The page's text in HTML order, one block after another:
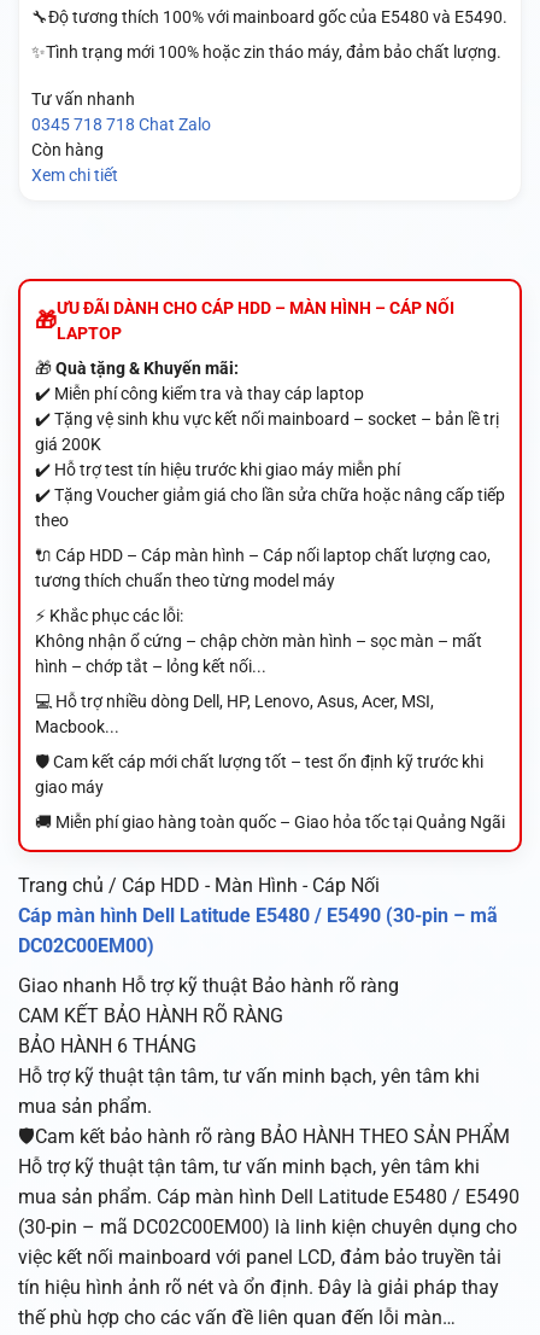
🔧Độ tương thích 100% với mainboard gốc của E5480 và E5490.
✨Tình trạng mới 100% hoặc zin tháo máy, đảm bảo chất lượng.
Tư vấn nhanh
0345 718 718 Chat Zalo
Còn hàng
Xem chi tiết
ƯU ĐÃI DÀNH CHO CÁP HDD – MÀN HÌNH – CÁP NỐI
LAPTOP
🎁Quà tặng & Khuyến mãi:
✔️ Miễn phí công kiểm tra và thay cáp laptop
✔️ Tặng vệ sinh khu vực kết nối mainboard – socket – bản lề trị
giá 200K
✔️ Hỗ trợ test tín hiệu trước khi giao máy miễn phí
✔️ Tặng Voucher giảm giá cho lần sửa chữa hoặc nâng cấp tiếp
theo
🔌 Cáp HDD – Cáp màn hình – Cáp nối laptop chất lượng cao,
tương thích chuẩn theo từng model máy
⚡ Khắc phục các lỗi:
Không nhận ổ cứng – chập chờn màn hình – sọc màn – mất
hình – chớp tắt – lỏng kết nối...
💻 Hỗ trợ nhiều dòng Dell, HP, Lenovo, Asus, Acer, MSI,
Macbook...
🛡️ Cam kết cáp mới chất lượng tốt – test ổn định kỹ trước khi
giao máy
🚚 Miễn phí giao hàng toàn quốc – Giao hỏa tốc tại Quảng Ngãi
Trang chủ / Cáp HDD - Màn Hình - Cáp Nối
Cáp màn hình Dell Latitude E5480 / E5490 (30-pin – mã
DC02C00EM00)
Giao nhanh Hỗ trợ kỹ thuật Bảo hành rõ ràng
CAM KẾT BẢO HÀNH RÕ RÀNG
BẢO HÀNH 6 THÁNG
Hỗ trợ kỹ thuật tận tâm, tư vấn minh bạch, yên tâm khi
mua sản phẩm.
🛡️Cam kết bảo hành rõ ràng BẢO HÀNH THEO SẢN PHẨM
Hỗ trợ kỹ thuật tận tâm, tư vấn minh bạch, yên tâm khi
mua sản phẩm. Cáp màn hình Dell Latitude E5480 / E5490
(30-pin – mã DC02C00EM00) là linh kiện chuyên dụng cho
việc kết nối mainboard với panel LCD, đảm bảo truyền tải
tín hiệu hình ảnh rõ nét và ổn định. Đây là giải pháp thay
thế phù hợp cho các vấn đề liên quan đến lỗi màn…